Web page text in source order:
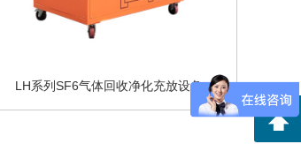
LH系列SF6气体回收净化充放设备